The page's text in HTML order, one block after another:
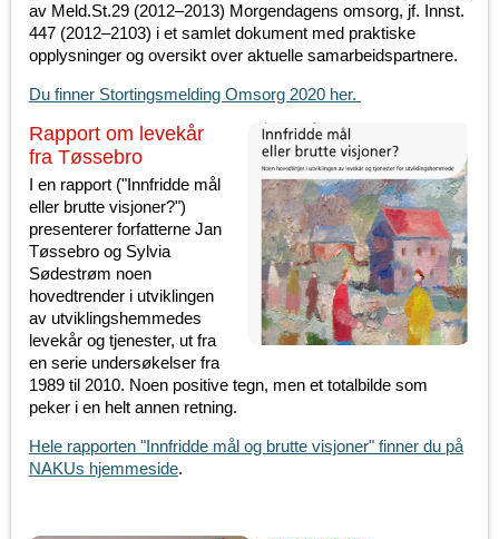
av Meld.St.29 (2012–2013) Morgendagens omsorg, jf. Innst.
447 (2012–2103) i et samlet dokument med praktiske
opplysninger og oversikt over aktuelle samarbeidspartnere.
Du finner Stortingsmelding Omsorg 2020 her.
Rapport om levekår
fra Tøssebro
I en rapport ("Innfridde mål
eller brutte visjoner?")
presenterer forfatterne Jan
Tøssebro og Sylvia
Sødestrøm noen
hovedtrender i utviklingen
av utviklingshemmedes
levekår og tjenester, ut fra
en serie undersøkelser fra
1989 til 2010. Noen positive tegn, men et totalbilde som
peker i en helt annen retning.
Hele rapporten "Innfridde mål og brutte visjoner" finner du på
NAKUs hjemmeside.